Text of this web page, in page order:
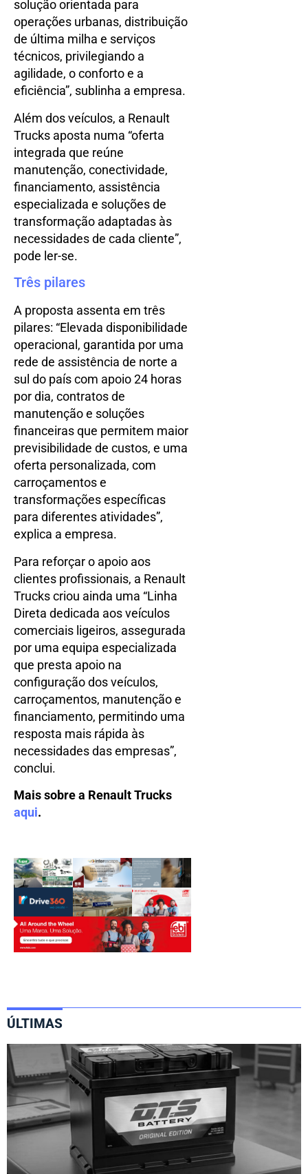
solução orientada para
operações urbanas, distribuição
de última milha e serviços
técnicos, privilegiando a
agilidade, o conforto e a
eficiência”, sublinha a empresa.
Além dos veículos, a Renault
Trucks aposta numa “oferta
integrada que reúne
manutenção, conectividade,
financiamento, assistência
especializada e soluções de
transformação adaptadas às
necessidades de cada cliente”,
pode ler-se.
Três pilares
A proposta assenta em três
pilares: “Elevada disponibilidade
operacional, garantida por uma
rede de assistência de norte a
sul do país com apoio 24 horas
por dia, contratos de
manutenção e soluções
financeiras que permitem maior
previsibilidade de custos, e uma
oferta personalizada, com
carroçamentos e
transformações específicas
para diferentes atividades”,
explica a empresa.
Para reforçar o apoio aos
clientes profissionais, a Renault
Trucks criou ainda uma “Linha
Direta dedicada aos veículos
comerciais ligeiros, assegurada
por uma equipa especializada
que presta apoio na
configuração dos veículos,
carroçamentos, manutenção e
financiamento, permitindo uma
resposta mais rápida às
necessidades das empresas”,
conclui.
Mais sobre a Renault Trucks
aqui.
ÚLTIMAS